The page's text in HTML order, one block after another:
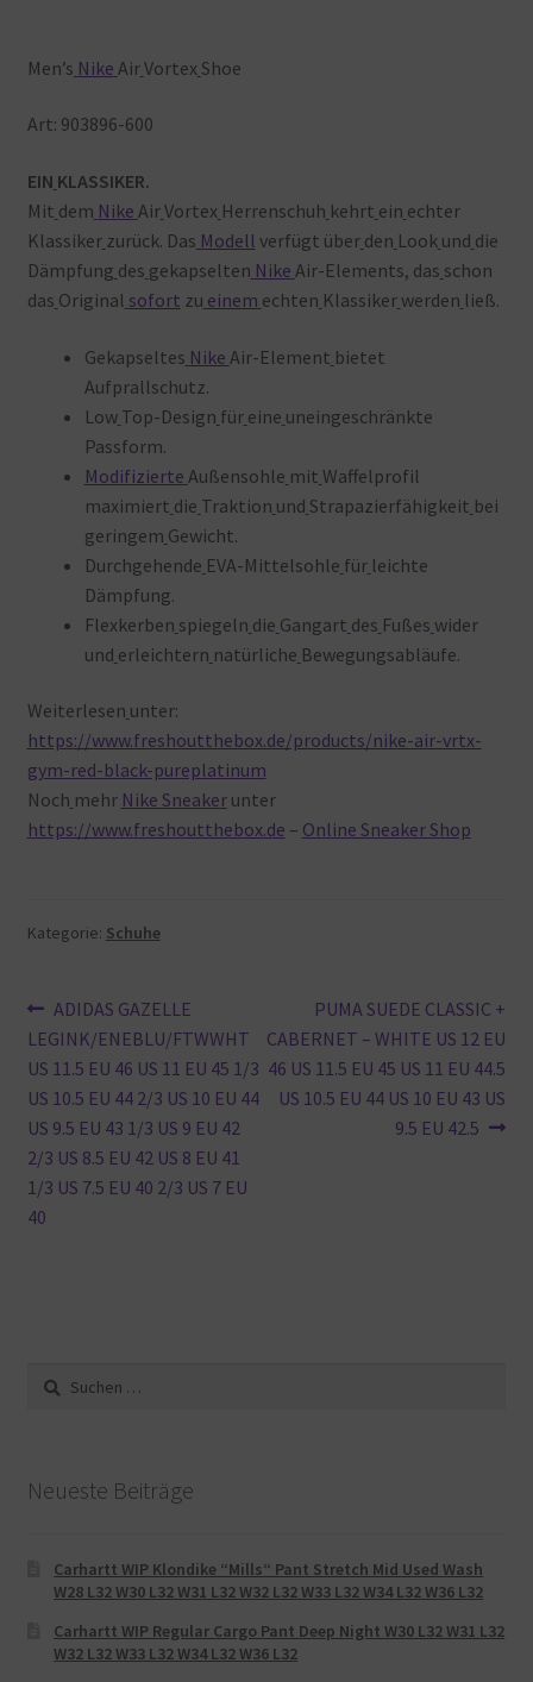
Men’s Nike AirVortex Shoe
Art: 903896-600
EIN KLASSIKER.
Mit dem Nike AirVortex Herrenschuh kehrt ein echter
Klassiker zurück. Das Modell verfügt über den Look und die
Dämpfung des gekapselten Nike Air-Elements, das schon
das Original sofort zu einem echten Klassiker werden ließ.
Gekapseltes Nike Air-Element bietet
Aufprallschutz.
Low Top-Design für eine uneingeschränkte
Passform.
Modifizierte Außensohle mit Waffelprofil
maximiert die Traktion und Strapazierfähigkeit bei
geringem Gewicht.
Durchgehende EVA-Mittelsohle für leichte
Dämpfung.
Flexkerben spiegeln die Gangart des Fußes wider
und erleichtern natürliche Bewegungsabläufe.
Weiterlesen unter:
https://www.freshoutthebox.de/products/nike-air-vrtx-
gym-red-black-pureplatinum
Noch mehr Nike Sneakerunter
https://www.freshoutthebox.de – Online Sneaker Shop
Kategorie: Schuhe
Beitragsnavigation
Vorheriger
Beitrag:
ADIDAS GAZELLE
LEGINK/ENEBLU/FTWWHT
US 11.5 EU 46 US 11 EU 45 1/3
US 10.5 EU 44 2/3 US 10 EU 44
US 9.5 EU 43 1/3 US 9 EU 42
2/3 US 8.5 EU 42 US 8 EU 41
1/3 US 7.5 EU 40 2/3 US 7 EU
40
Nächster
Beitrag:
PUMA SUEDE CLASSIC +
CABERNET – WHITE US 12 EU
46 US 11.5 EU 45 US 11 EU 44.5
US 10.5 EU 44 US 10 EU 43 US
9.5 EU 42.5
Suche
nach:
Neueste Beiträge
Carhartt WIP Klondike “Mills“ Pant Stretch Mid Used Wash
W28 L32 W30 L32 W31 L32 W32 L32 W33 L32 W34 L32 W36 L32
Carhartt WIP Regular Cargo Pant Deep Night W30 L32 W31 L32
W32 L32 W33 L32 W34 L32 W36 L32